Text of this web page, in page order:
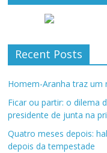
Recent Posts
Homem-Aranha traz um
Ficar ou partir: o dilema
presidente de junta na
Quatro meses depois:
depois da tempestade